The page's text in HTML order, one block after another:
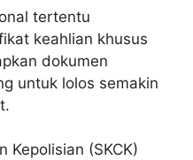
tertentu
keahlian khusus
dokumen
untuk lolos semakin
Kepolisian (SKCK)